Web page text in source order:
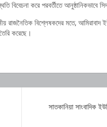
করে পরবর্তীতে আনুষ্ঠানিকভাবে
রাজনৈতিক বিশ্লেষকদের মতে, আমিরাবাদ
করেছে।
সাতকানিয়া সাংবাদিক